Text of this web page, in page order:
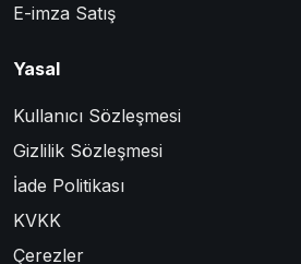
E-imza Satış
Yasal
Kullanıcı Sözleşmesi
Gizlilik Sözleşmesi
İade Politikası
KVKK
Çerezler